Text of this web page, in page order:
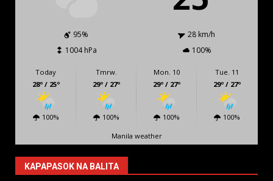
95%
28 km/h
1004 hPa
100%
Today
28º / 25º
100%
Tmrw.
29º / 27º
100%
Mon. 10
29º / 27º
100%
Tue. 11
29º / 27º
100%
Manila weather
KAPAPASOK NA BALITA